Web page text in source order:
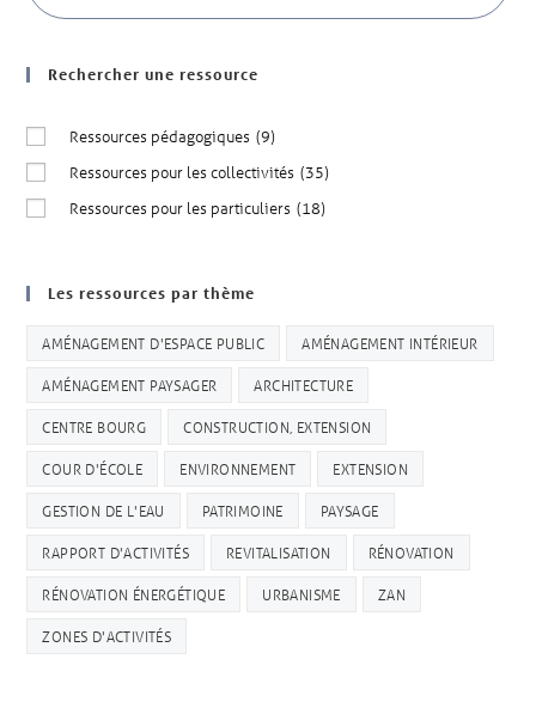
Rechercher une ressource
Ressources pédagogiques (9)
Ressources pour les collectivités (35)
Ressources pour les particuliers (18)
Les ressources par thème
AMÉNAGEMENT D'ESPACE PUBLIC AMÉNAGEMENT INTÉRIEUR
AMÉNAGEMENT PAYSAGER ARCHITECTURE
CENTRE BOURG CONSTRUCTION, EXTENSION
COUR D'ÉCOLE ENVIRONNEMENT EXTENSION
GESTION DE L'EAU PATRIMOINE PAYSAGE
RAPPORT D'ACTIVITÉS REVITALISATION RÉNOVATION
RÉNOVATION ÉNERGÉTIQUE URBANISME ZAN
ZONES D'ACTIVITÉS